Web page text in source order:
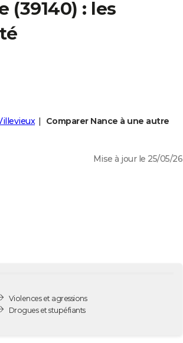
(39140) : les
Comparer Nance à une autre
Mise à jour le 25/05/26
Violences et agressions
Drogues et stupéfiants